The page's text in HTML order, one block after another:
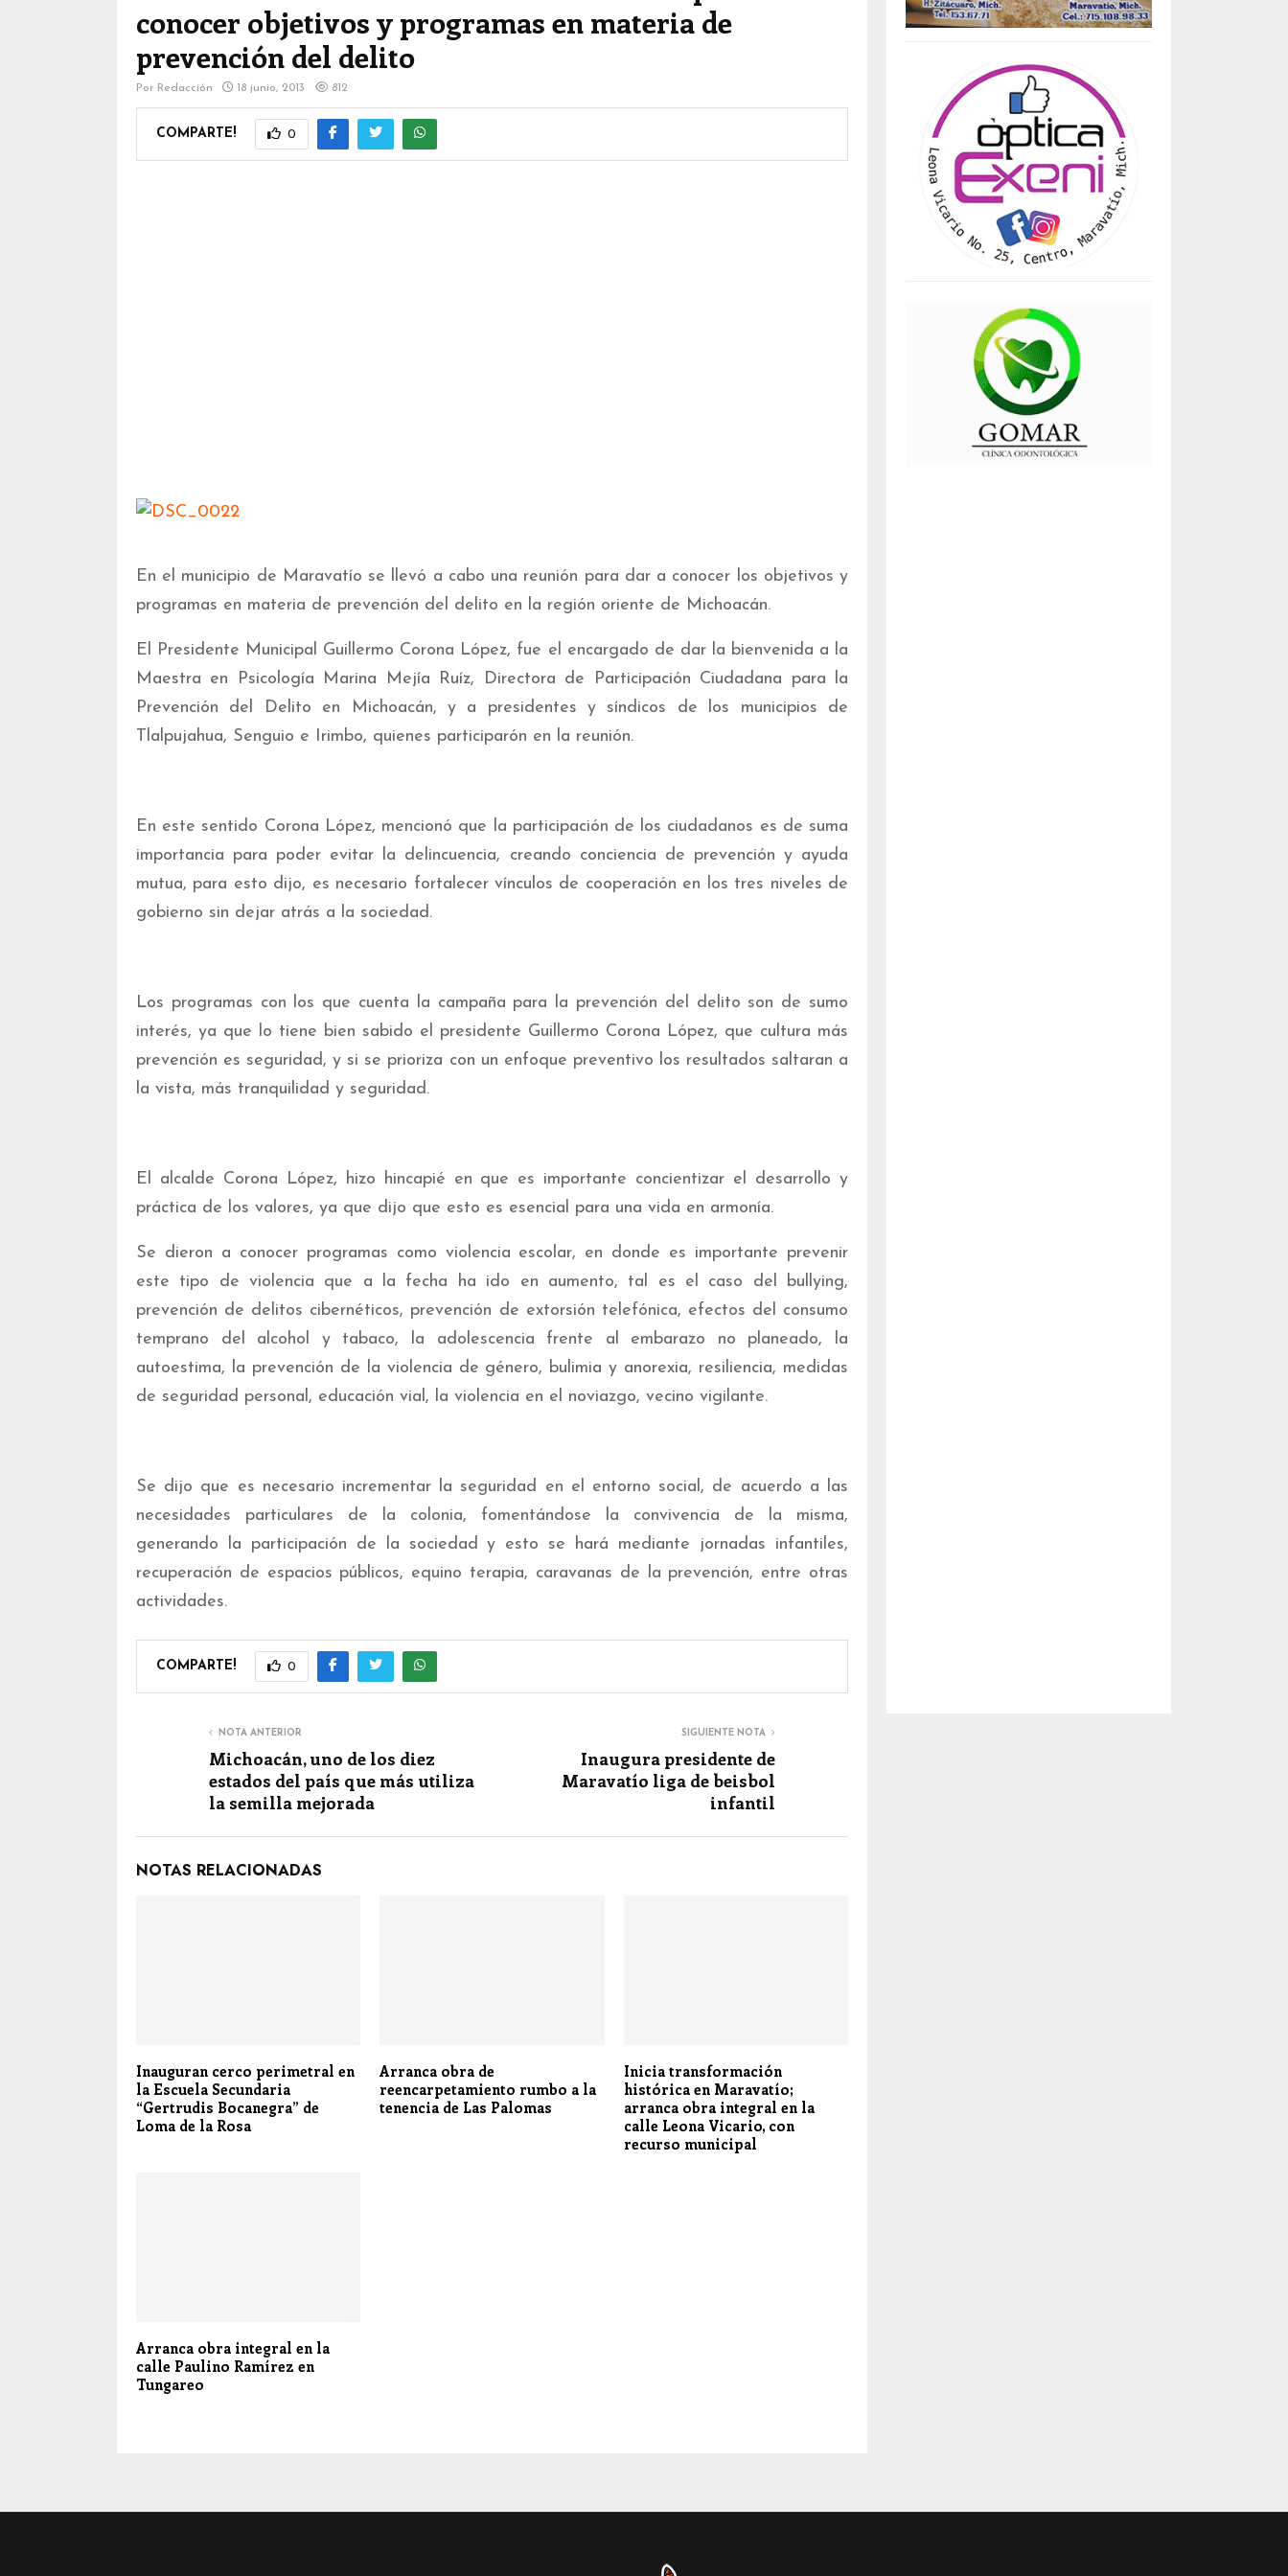
conocer objetivos y programas en materia de
prevención del delito
Por Redacción 18 junio, 2013 812
COMPARTE! 0
En el municipio de Maravatío se llevó a cabo una reunión para dar a conocer los objetivos y
programas en materia de prevención del delito en la región oriente de Michoacán.
El Presidente Municipal Guillermo Corona López, fue el encargado de dar la bienvenida a la
Maestra en Psicología Marina Mejía Ruíz, Directora de Participación Ciudadana para la
Prevención del Delito en Michoacán, y a presidentes y síndicos de los municipios de
Tlalpujahua, Senguio e Irimbo, quienes participarón en la reunión.
En este sentido Corona López, mencionó que la participación de los ciudadanos es de suma
importancia para poder evitar la delincuencia, creando conciencia de prevención y ayuda
mutua, para esto dijo, es necesario fortalecer vínculos de cooperación en los tres niveles de
gobierno sin dejar atrás a la sociedad.
Los programas con los que cuenta la campaña para la prevención del delito son de sumo
interés, ya que lo tiene bien sabido el presidente Guillermo Corona López, que cultura más
prevención es seguridad, y si se prioriza con un enfoque preventivo los resultados saltaran a
la vista, más tranquilidad y seguridad.
El alcalde Corona López, hizo hincapié en que es importante concientizar el desarrollo y
práctica de los valores, ya que dijo que esto es esencial para una vida en armonía.
Se dieron a conocer programas como violencia escolar, en donde es importante prevenir
este tipo de violencia que a la fecha ha ido en aumento, tal es el caso del bullying,
prevención de delitos cibernéticos, prevención de extorsión telefónica, efectos del consumo
temprano del alcohol y tabaco, la adolescencia frente al embarazo no planeado, la
autoestima, la prevención de la violencia de género, bulimia y anorexia, resiliencia, medidas
de seguridad personal, educación vial, la violencia en el noviazgo, vecino vigilante.
Se dijo que es necesario incrementar la seguridad en el entorno social, de acuerdo a las
necesidades particulares de la colonia, fomentándose la convivencia de la misma,
generando la participación de la sociedad y esto se hará mediante jornadas infantiles,
recuperación de espacios públicos, equino terapia, caravanas de la prevención, entre otras
actividades.
COMPARTE! 0
NOTA ANTERIOR
Michoacán, uno de los diez
estados del país que más utiliza
la semilla mejorada
SIGUIENTE NOTA
Inaugura presidente de
Maravatío liga de beisbol
infantil
NOTAS RELACIONADAS
Inauguran cerco perimetral en
la Escuela Secundaria
“Gertrudis Bocanegra” de
Loma de la Rosa
Arranca obra de
reencarpetamiento rumbo a la
tenencia de Las Palomas
Inicia transformación
histórica en Maravatío;
arranca obra integral en la
calle Leona Vicario, con
recurso municipal
Arranca obra integral en la
calle Paulino Ramírez en
Tungareo